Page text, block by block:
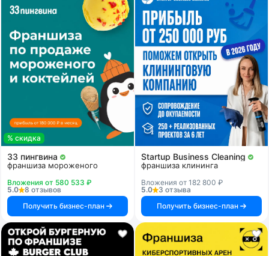
% скидка
33 пингвина
франшиза мороженого
Вложения от 580 533 ₽
5.0
8 отзывов
Получить бизнес-план
Startup Business Cleaning
франшиза клининга
Вложения от 182 800 ₽
5.0
3 отзыва
Получить бизнес-план